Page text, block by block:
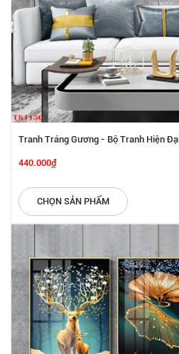
Tranh Tráng Gương - Bộ Tranh Hiện
440.000₫
CHỌN SẢN PHẨM